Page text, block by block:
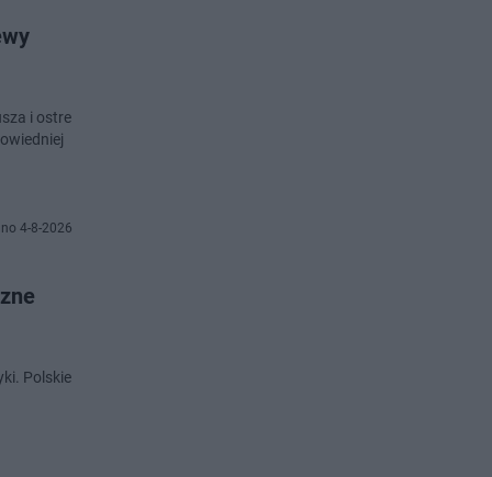
i ostre
4-8-2026
Polskie